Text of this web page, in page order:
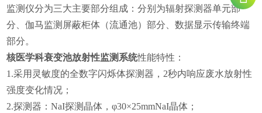
监测仪分为三大主要部分组成：分别为辐射探测器单元部
分、伽马监测屏蔽柜体（流通池）部分、数据显示传输终端
部分。
核医学科衰变池放射性监测系统性能特性：
1.采用灵敏度的全数字闪烁体探测器，2秒内响应废水放射性
强度变化情况；
2.探测器：NaI探测晶体，φ30×25mmNaI晶体；